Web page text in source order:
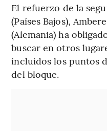
El refuerzo de la
(Países Bajos),
(Alemania) ha
buscar en otros
incluidos los puntos
del bloque.